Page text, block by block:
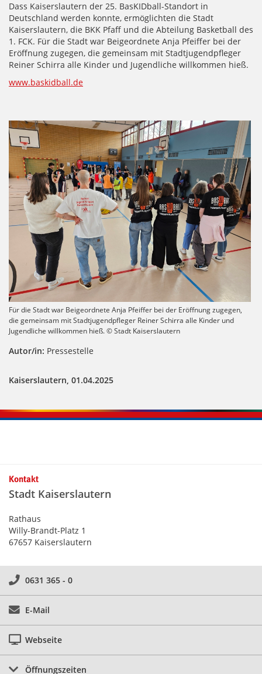
Dass Kaiserslautern der 25. BasKIDball-Standort in
Deutschland werden konnte, ermöglichten die Stadt
Kaiserslautern, die BKK Pfaff und die Abteilung Basketball des
1. FCK. Für die Stadt war Beigeordnete Anja Pfeiffer bei der
Eröffnung zugegen, die gemeinsam mit Stadtjugendpfleger
Reiner Schirra alle Kinder und Jugendliche willkommen hieß.
www.baskidball.de
Für die Stadt war Beigeordnete Anja Pfeiffer bei der Eröffnung zugegen,
die gemeinsam mit Stadtjugendpfleger Reiner Schirra alle Kinder und
Jugendliche willkommen hieß. © Stadt Kaiserslautern
Autor/in: Pressestelle
Kaiserslautern, 01.04.2025
Kontakt
Stadt Kaiserslautern
Rathaus
Willy-Brandt-Platz 1
67657 Kaiserslautern
0631 365 - 0
E-Mail
Webseite
Öffnungszeiten